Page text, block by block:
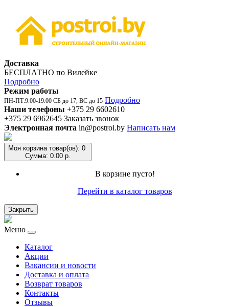
Доставка
БЕСПЛАТНО по Вилейке
Подробно
Режим работы
ПН-ПТ:9.00-19.00 СБ до 17, ВС до 15 Подробно
Наши телефоны +375 29 6602610
+375 29 6962645 Заказать звонок
Электронная почта in@postroi.by Написать нам
Моя корзина товар(ов): 0
Сумма: 0.00 р.
В корзине пусто!
Перейти в каталог товаров
Закрыть
Меню
Каталог
Акции
Вакансии и новости
Доставка и оплата
Возврат товаров
Контакты
Отзывы